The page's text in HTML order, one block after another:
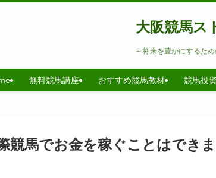
大阪競馬ス
～将来を豊かにするた
無料競馬講座 おすすめ競馬教材 競馬投
競馬でお金を稼ぐことはでき